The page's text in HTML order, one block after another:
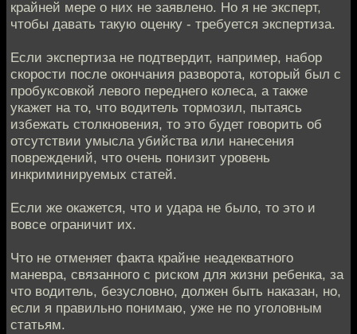
крайней мере о них не заявлено. Но я не эксперт,
чтобы давать такую оценку - требуется экспертиза.
Если экспертиза не подтвердит, например, набор
скорости после окончания разворота, который был с
пробуксовкой левого переднего колеса, а также
укажет на то, что водитель тормозил, пытаясь
избежать столкновения, то это будет говорить об
отсутствии умысла убийства или нанесения
повреждений, что очень понизит уровень
инкриминируемых статей.
Если же окажется, что и удара не было, то это и
вовсе ограничит их.
Что не отменяет факта крайне неадекватного
маневра, связанного с риском для жизни ребенка, за
что водитель, безусловно, должен быть наказан, но,
если я правильно понимаю, уже не по уголовным
статьям.